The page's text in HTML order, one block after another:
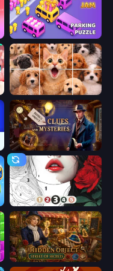
Car OUT! Jam Parking Puzzle
Jigpic Solitaire
Hidden Object: Clues and Mysteries
Numicolor
Hidden Object: Street Of Secrets